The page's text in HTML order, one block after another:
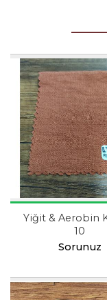
Yiğit & Aerobin Kumaş
10
Sorunuz